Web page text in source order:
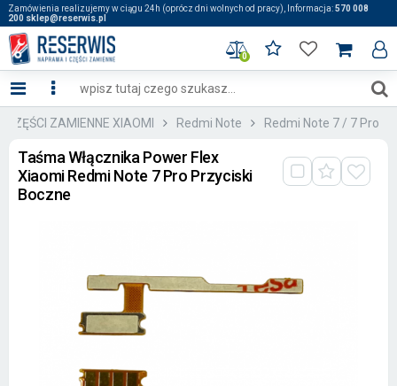
Zamówienia realizujemy w ciągu 24h (oprócz dni wolnych od pracy), Informacja:570 008
200 sklep@reserwis.pl
0
CZĘŚCI ZAMIENNE XIAOMI Redmi Note Redmi Note 7 / 7 Pro
Taśma Włącznika Power Flex
Xiaomi Redmi Note 7 Pro Przyciski
Boczne